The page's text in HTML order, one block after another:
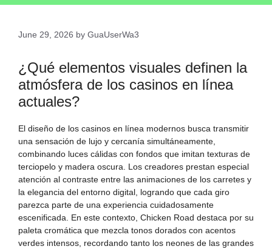
June 29, 2026 by GuaUserWa3
¿Qué elementos visuales definen la
atmósfera de los casinos en línea
actuales?
El diseño de los casinos en línea modernos busca transmitir
una sensación de lujo y cercanía simultáneamente,
combinando luces cálidas con fondos que imitan texturas de
terciopelo y madera oscura. Los creadores prestan especial
atención al contraste entre las animaciones de los carretes y
la elegancia del entorno digital, logrando que cada giro
parezca parte de una experiencia cuidadosamente
escenificada. En este contexto, Chicken Road destaca por su
paleta cromática que mezcla tonos dorados con acentos
verdes intensos, recordando tanto los neones de las grandes